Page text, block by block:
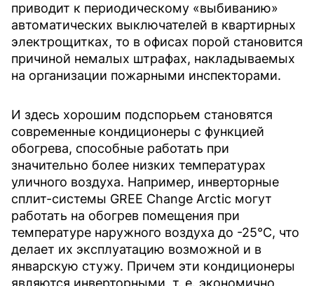
приводит к периодическому «выбиванию»
автоматических выключателей в квартирных
электрощитках, то в офисах порой становится
причиной немалых штрафах, накладываемых
на организации пожарными инспекторами.
И здесь хорошим подспорьем становятся
современные кондиционеры с функцией
обогрева, способные работать при
значительно более низких температурах
уличного воздуха. Например, инверторные
сплит-системы GREE Change Arctic могут
работать на обогрев помещения при
температуре наружного воздуха до -25°C, что
делает их эксплуатацию возможной и в
январскую стужу. Причем эти кондиционеры
являются инверторными, т. е. экономично